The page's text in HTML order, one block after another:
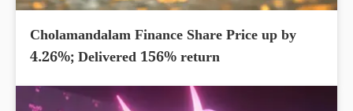
Cholamandalam Finance Share Price up by
4.26%; Delivered 156% return